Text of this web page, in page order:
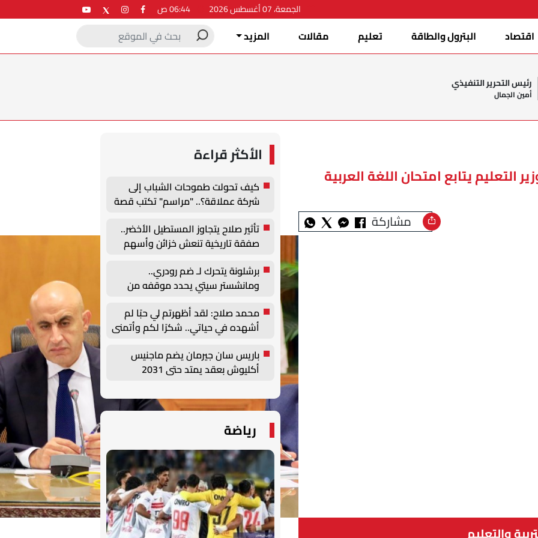
الجمعة، 07 أغسطس 2026
اقتصاد البترول والطاقة تعليم مقالات المزيد
رئيس التحرير التنفيذي
أمين الجمال
التعليم يتابع امتحان اللغة العربية
مشاركة
والتعليم
الأكثر قراءة
كيف تحولت طموحات الشباب إلى
شركة عملاقة؟.. "مراسم" تكتب قصة
والتوظيف الزراعي الأول بجامعة
دمنهور
تأثير صلاح يتجاوز المستطيل الأخضر..
صفقة تاريخية تنعش خزائن وأسهم
برشلونة يتحرك لـ ضم رودري..
ومانشستر سيتي يحدد موقفه من
محمد صلاح: لقد أظهرتم لي حبًا لم
أشهده في حياتي.. شكرًا لكم وأتمنى
أن أصنع التاريخ هنا
باريس سان جيرمان يضم ماجنيس
أكليوش بعقد يمتد حتى 2031
رياضة